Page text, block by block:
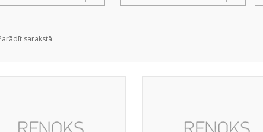
sarakstā